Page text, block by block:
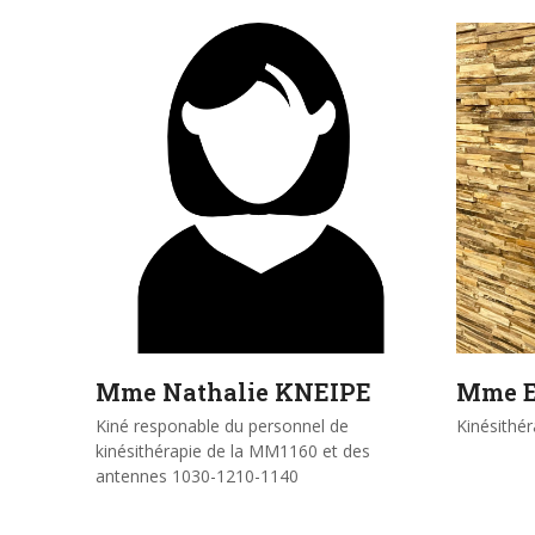
Mme Nathalie KNEIPE
Kiné responable du personnel de
kinésithérapie de la MM1160 et des
antennes 1030-1210-1140
Mme